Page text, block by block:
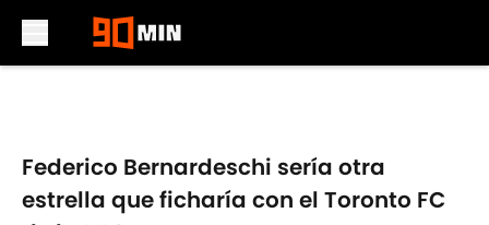
Federico Bernardeschi sería otra
estrella que ficharía con el Toronto FC